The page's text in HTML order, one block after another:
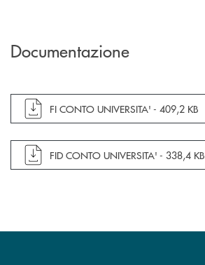
Documentazione
apre documento in una nuova finestra
FI CONTO UNIVERSITA' - 409,2 KB
apre documento in una nuova finestra
FID CONTO UNIVERSITA' - 338,4 KB